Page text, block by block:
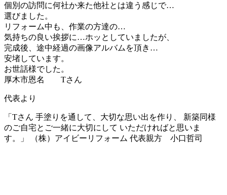
個別の訪問に何社か来た他社とは違う感じで…
選びました。
リフォーム中も、作業の方達の…
気持ちの良い挨拶に…ホッとしていましたが、
完成後、途中経過の画像アルバムを頂き…
安堵しています。
お世話様でした。
厚木市恩名 Tさん
代表より
「Tさん 手塗りを通して、大切な思い出を作り、 新築同様
のご自宅とご一緒に大切にして いただければと思いま
す。」 （株）アイビーリフォーム 代表親方 小口哲司